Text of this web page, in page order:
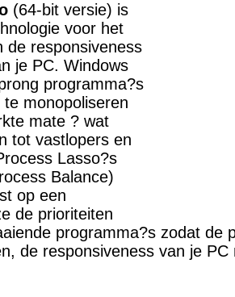
(64-bit versie) is
voor het
de responsiveness
je PC. Windows
programma?s
monopoliseren
mate ? wat
tot vastlopers en
Lasso?s
Balance)
op een
de prioriteiten
programma?s zodat de
de responsiveness van je PC